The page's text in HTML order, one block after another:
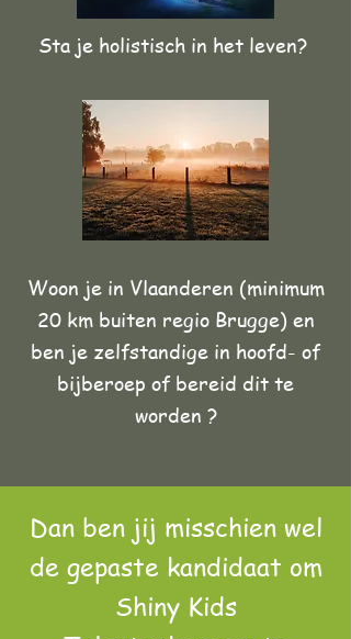
Sta je holistisch in het leven?
Woon je in Vlaanderen (minimum
20 km buiten regio Brugge) en
ben je zelfstandige in hoofd- of
bijberoep of bereid dit te
worden ?
Dan ben jij misschien wel
de gepaste kandidaat om
Shiny Kids